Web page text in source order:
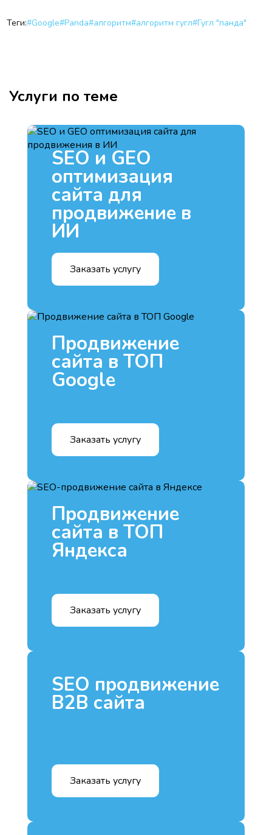
Теги:#Google#Panda#алгоритм#алгоритм гугл#Гугл "панда"
Услуги по теме
SEO и GEO
оптимизация
сайта для
продвижение в
ИИ
Заказать услугу
Продвижение
сайта в ТОП
Google
Заказать услугу
Продвижение
сайта в ТОП
Яндекса
Заказать услугу
SEO продвижение
B2B сайта
Заказать услугу